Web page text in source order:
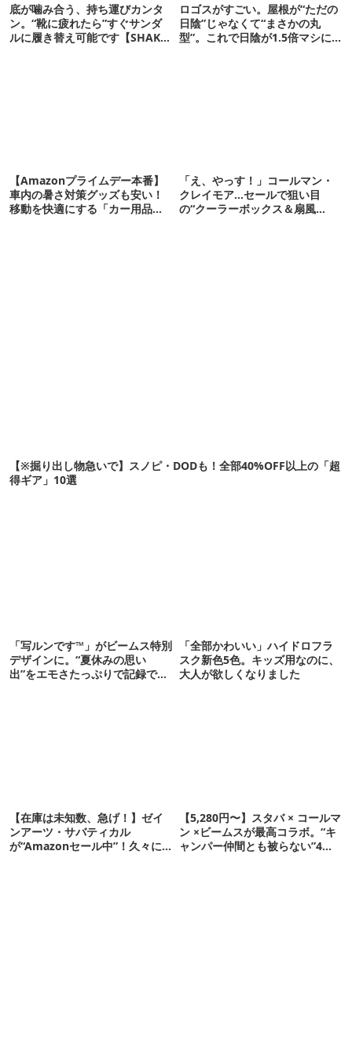
底が噛み合う、持ち運びカンタ
ン。“靴に疲れたら”すぐサンダ
ルに履き替え可能です【SHAKA
ロゴスがすごい。屋根が“ただの
日陰”じゃなくて“まさかの丸
型”。これで日陰が1.5倍マシに
【Amazonプライムデー本番】
車内の暑さ対策グッズも安い！
移動を快適にする「カー用品」
「え、やっす！」コールマン・
クレイモア…セールで狙い目
の“クーラーボックス＆扇風
【※掘り出し物急いで】スノピ・DODも！全部40%OFF以上の「超
得ギア」10選
「写ルンです™」がビームス特別
デザインに。“夏休みの思い
出”をエモさたっぷりで記録でき
「全部かわいい」ハイドロフラ
スク新色5色。キッズ用なのに、
大人が欲しくなりました
【在庫は未知数、急げ！】ゼイ
ンアーツ・サバティカル
が“Amazonセール中”！久々に
【5,280円〜】スタバ × コールマ
ン ×ビームスが最高コラボ。“キ
ャンパー仲間とも被らない”4ア